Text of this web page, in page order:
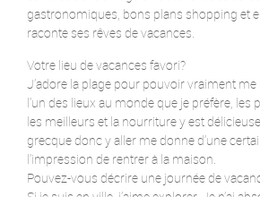
gastronomiques, bons plans shopping et
raconte ses rêves de vacances.
Votre lieu de vacances favori?
J’adore la plage pour pouvoir vraiment me
l’un des lieux au monde que je préfère, les
les meilleurs et la nourriture y est
grecque donc y aller me donne d’une
l’impression de rentrer à la maison.
Pouvez-vous décrire une journée de